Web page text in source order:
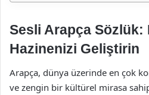
Sesli Arapça Sözlük:
Hazinenizi Geliştirin
Arapça, dünya üzerinde en çok
ve zengin bir kültürel mirasa